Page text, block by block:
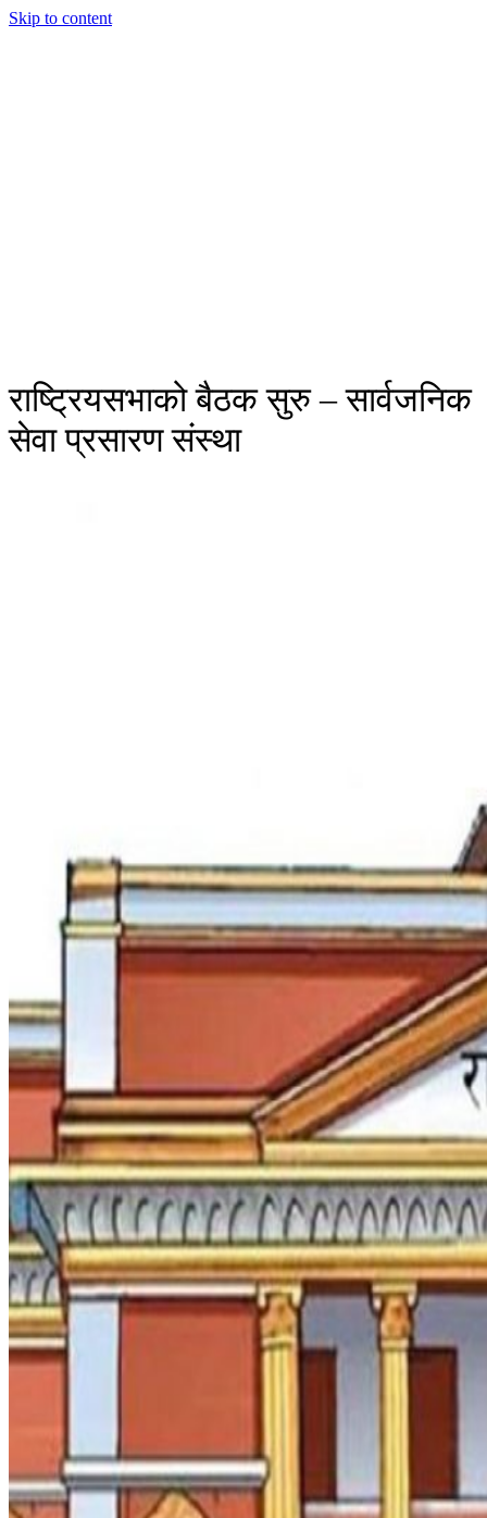
Skip to content
राष्ट्रियसभाको बैठक सुरु – सार्वजनिक
सेवा प्रसारण संस्था